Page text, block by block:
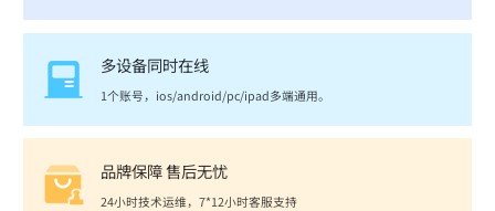
多设备同时在线
1个账号，ios/android/pc/ipad多端通用。
品牌保障 售后无忧
24小时技术运维，7*12小时客服支持